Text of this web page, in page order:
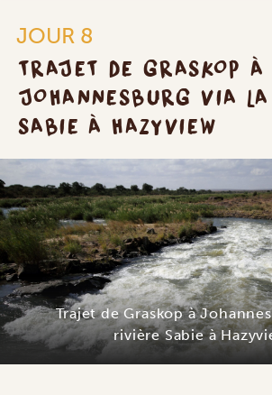
JOUR 8
TRAJET DE GRASKOP À
JOHANNESBURG VIA
SABIE À HAZYVIEW
Trajet de Graskop à
rivière Sabie à